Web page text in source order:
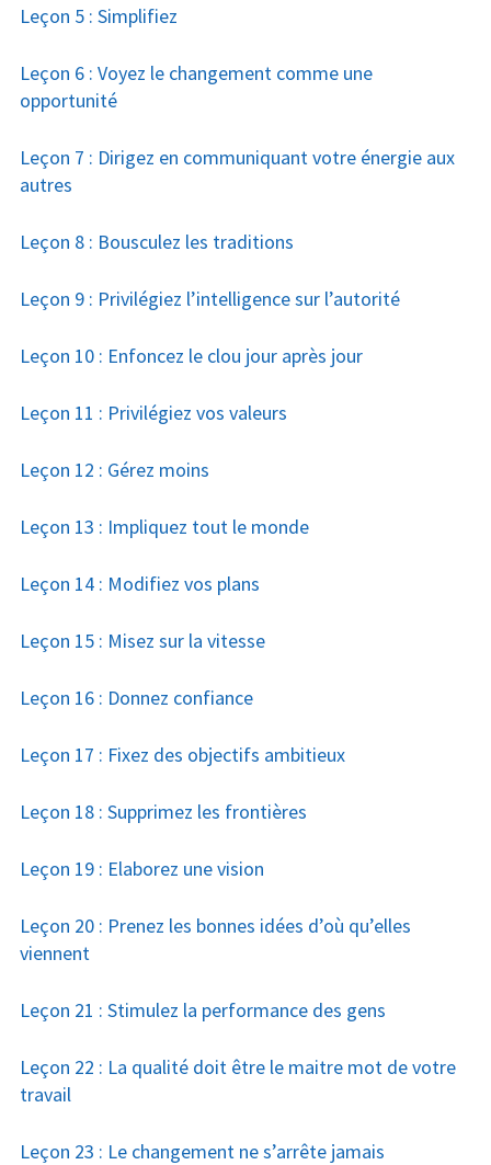
Leçon 5 : Simplifiez
Leçon 6 : Voyez le changement comme une
opportunité
Leçon 7 : Dirigez en communiquant votre énergie aux
autres
Leçon 8 : Bousculez les traditions
Leçon 9 : Privilégiez l’intelligence sur l’autorité
Leçon 10 : Enfoncez le clou jour après jour
Leçon 11 : Privilégiez vos valeurs
Leçon 12 : Gérez moins
Leçon 13 : Impliquez tout le monde
Leçon 14 : Modifiez vos plans
Leçon 15 : Misez sur la vitesse
Leçon 16 : Donnez confiance
Leçon 17 : Fixez des objectifs ambitieux
Leçon 18 : Supprimez les frontières
Leçon 19 : Elaborez une vision
Leçon 20 : Prenez les bonnes idées d’où qu’elles
viennent
Leçon 21 : Stimulez la performance des gens
Leçon 22 : La qualité doit être le maitre mot de votre
travail
Leçon 23 : Le changement ne s’arrête jamais